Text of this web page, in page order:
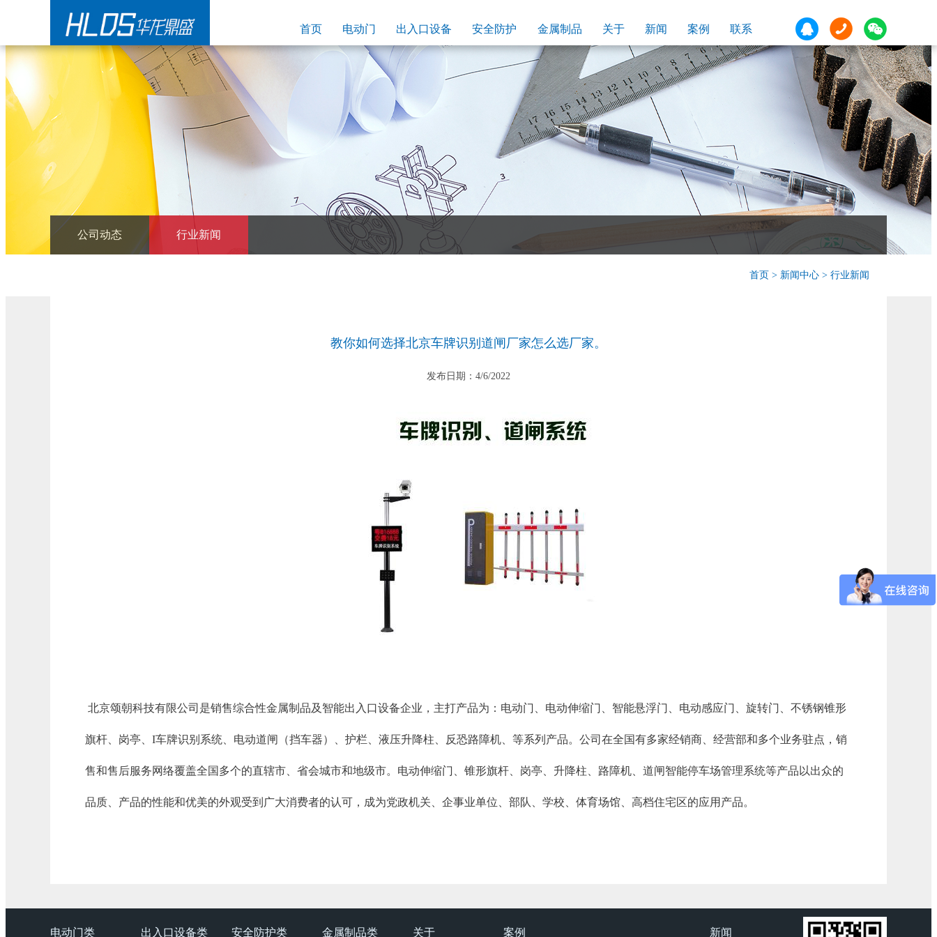
首页 电动门 出入口设备 安全防护 金属制品 关于 新闻 案例 联系
公司动态 行业新闻
首页 > 新闻中心 > 行业新闻
教你如何选择北京车牌识别道闸厂家怎么选厂家。
发布日期：4/6/2022
北京颂朝科技有限公司是销售综合性金属制品及智能出入口设备企业，主打产品为：电动门、电动伸缩门、智能悬浮门、电动感应门、旋转门、不锈钢锥形
旗杆、岗亭、I车牌识别系统、电动道闸（挡车器）、护栏、液压升降柱、反恐路障机、等系列产品。公司在全国有多家经销商、经营部和多个业务驻点，销
售和售后服务网络覆盖全国多个的直辖市、省会城市和地级市。电动伸缩门、锥形旗杆、岗亭、升降柱、路障机、道闸智能停车场管理系统等产品以出众的
品质、产品的性能和优美的外观受到广大消费者的认可，成为党政机关、企事业单位、部队、学校、体育场馆、高档住宅区的应用产品。
电动门类 出入口设备类 安全防护类 金属制品类 关于 案例 新闻